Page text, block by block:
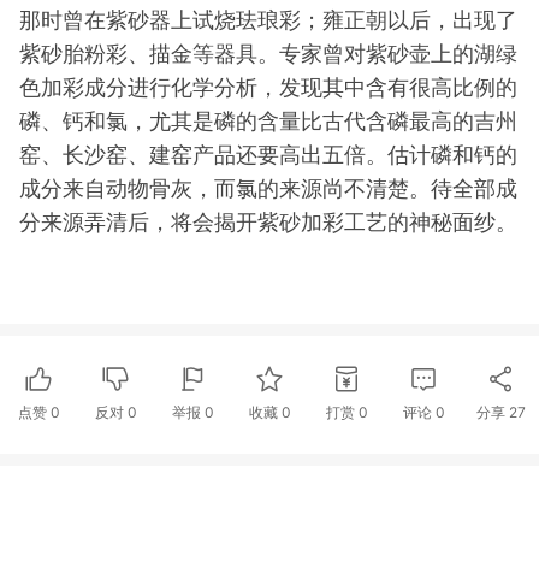
那时曾在紫砂器上试烧珐琅彩；雍正朝以后，出现了
紫砂胎粉彩、描金等器具。专家曾对紫砂壶上的湖绿
色加彩成分进行化学分析，发现其中含有很高比例的
磷、钙和氯，尤其是磷的含量比古代含磷最高的吉州
窑、长沙窑、建窑产品还要高出五倍。估计磷和钙的
成分来自动物骨灰，而氯的来源尚不清楚。待全部成
分来源弄清后，将会揭开紫砂加彩工艺的神秘面纱。
点赞 0 反对 0 举报 0 收藏 0 打赏 0 评论 0 分享 27